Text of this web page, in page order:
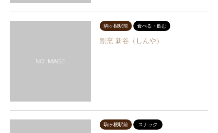
駒ヶ根駅前 食べる・飲む
割烹 新谷（しんや）
駒ヶ根駅前 スナック